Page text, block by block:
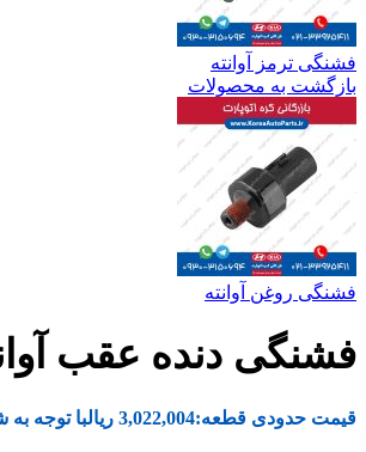
فشنگی ترمز آوانته
بازگشت به محصولات
فشنگی روغن آوانته
فشنگی دنده عقب
قیمت حدودی قطعه:3,022,004 ریالبا توجه